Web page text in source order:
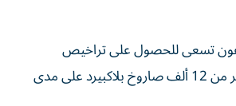
تسعى للحصول على تراخيص
واعتمادات لشراء أكثر ⁠من 12 ألف صاروخ بلاكبيرد على مدى